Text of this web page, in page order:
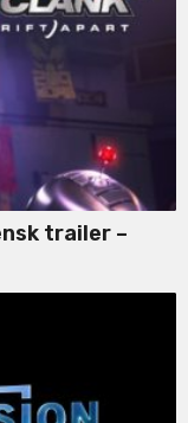
trailer –